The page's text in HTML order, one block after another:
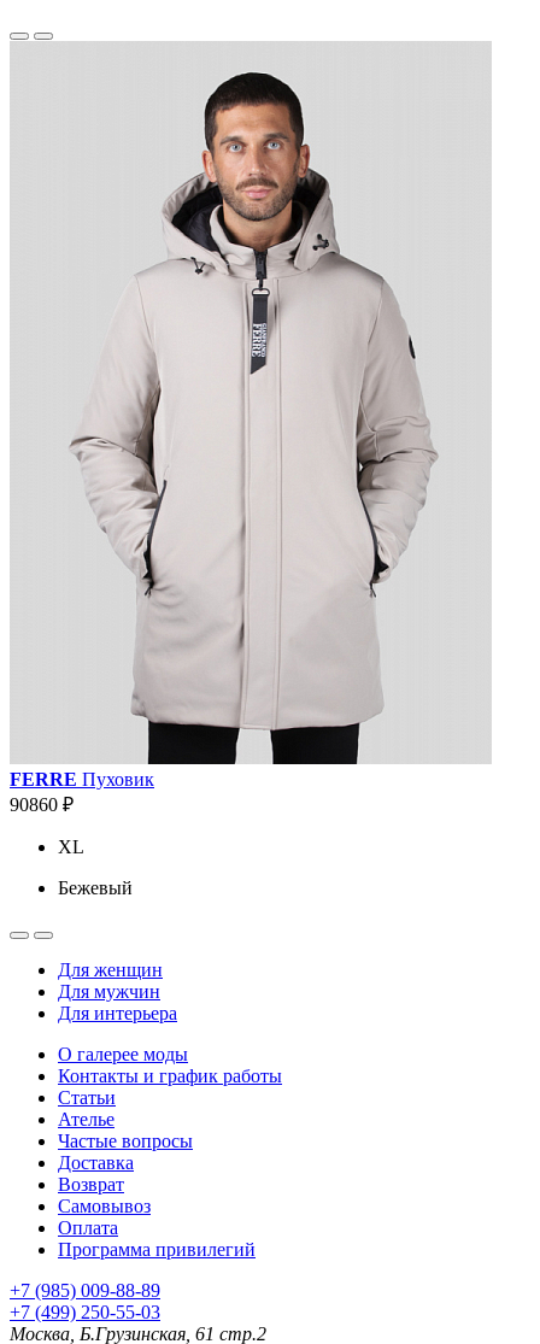
FERRE Пуховик
90860 ₽
XL
Бежевый
Для женщин
Для мужчин
Для интерьера
О галерее моды
Контакты и график работы
Статьи
Ателье
Частые вопросы
Доставка
Возврат
Самовывоз
Оплата
Программа привилегий
+7 (985) 009-88-89
+7 (499) 250-55-03
Москва, Б.Грузинская, 61 стр.2